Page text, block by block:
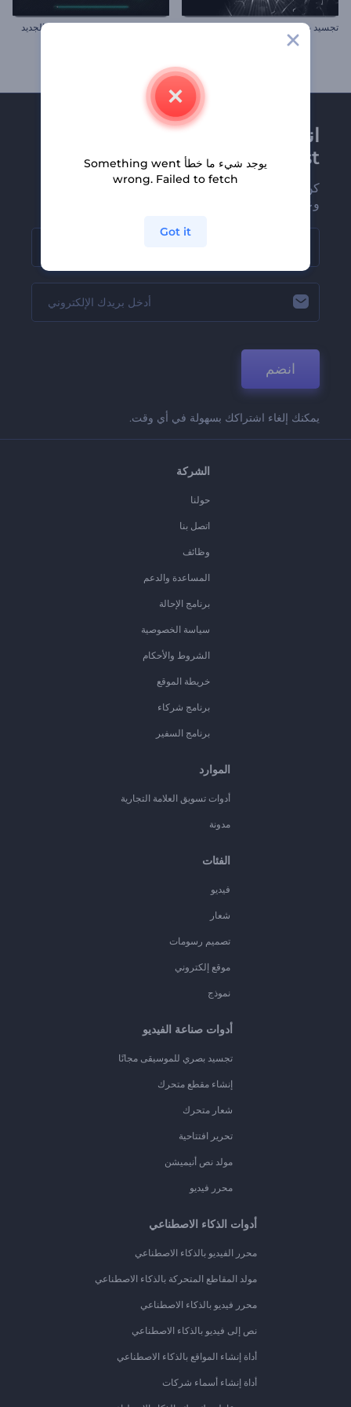
تجسيد بصري للموسيقى بإيقاعات مضيئة تجسيد بصري للإصدار الموسيقي الجديد
انضم إلى نشرة
Renderforest الإخبارية
كن من بين أوائل من يستلمون أحدث أخبارنا
وعروضنا
انضم
يمكنك إلغاء اشتراكك بسهولة في أي وقت.
الشركة
حولنا
اتصل بنا
وظائف
المساعدة والدعم
برنامج الإحالة
سياسة الخصوصية
الشروط والأحكام
خريطة الموقع
برنامج شركاء
برنامج السفير
الموارد
أدوات تسويق العلامة التجارية
مدونة
الفئات
فيديو
شعار
تصميم رسومات
موقع إلكتروني
نموذج
أدوات صناعة الفيديو
تجسيد بصري للموسيقى مجانًا
إنشاء مقطع متحرك
شعار متحرك
تحرير افتتاحية
مولد نص أنيميشن
محرر فيديو
أدوات الذكاء الاصطناعي
محرر الفيديو بالذكاء الاصطناعي
مولد المقاطع المتحركة بالذكاء الاصطناعي
محرر فيديو بالذكاء الاصطناعي
نص إلى فيديو بالذكاء الاصطناعي
أداة إنشاء المواقع بالذكاء الاصطناعي
أداة إنشاء أسماء شركات
يوجد شيء ما خطأ Something went
wrong. Failed to fetch
Got it